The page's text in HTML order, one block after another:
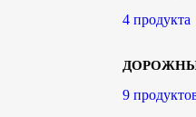
4 продукта
9